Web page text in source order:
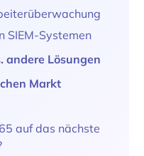
SIEM-Systemen
andere Lösungen
Markt
auf das nächste